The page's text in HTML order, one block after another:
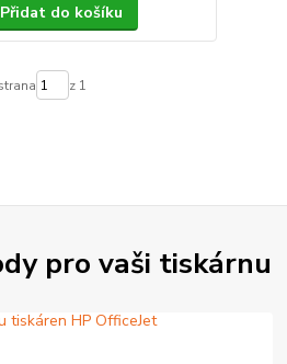
Přidat do košíku
z 1
pro vaši tiskárnu